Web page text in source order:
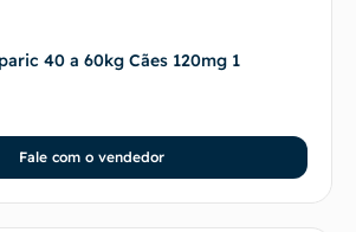
40 a 60kg Cães 120mg 1
Fale com o vendedor